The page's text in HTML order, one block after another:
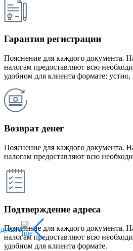
Гарантия регистрации
Пояснение для каждого документа.
налогам предоставляют всю
удобном для клиента формате:
Возврат денег
Пояснение для каждого документа.
налогам предоставляют всю
Подтверждение адреса
Пояснение для каждого документа.
налогам предоставляют всю
удобном для клиента формате.